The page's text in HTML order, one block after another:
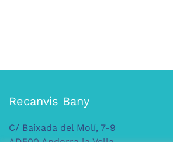
Recanvis Bany
C/ Baixada del Molí, 7-9
AD500 Andorra la Vella